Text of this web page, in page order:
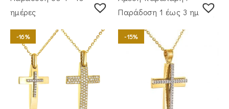
ημέρες
-16%
Παράδoση 1 έως 3 ημέρες
-15%